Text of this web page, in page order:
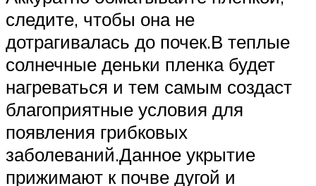
следите, чтобы она не
дотрагивалась до почек.В теплые
солнечные деньки пленка будет
нагреваться и тем самым создаст
благоприятные условия для
появления грибковых
заболеваний.Данное укрытие
прижимают к почве дугой и